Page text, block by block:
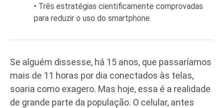
• Três estratégias cientificamente comprovadas
para reduzir o uso do smartphone.
Se alguém dissesse, há 15 anos, que passaríamos
mais de 11 horas por dia conectados às telas,
soaria como exagero. Mas hoje, essa é a realidade
de grande parte da população. O celular, antes